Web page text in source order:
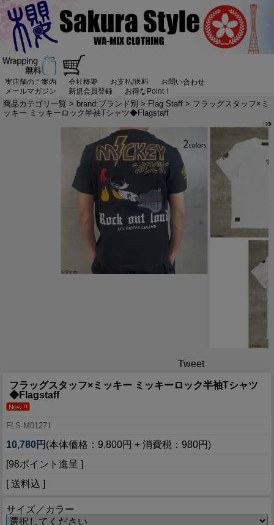
実店舗のご案内 会社概要 お支払/送料
お問い合わせ
メールマガジン
新規会員登録 お得なPoint！
商品カテゴリ一覧 > brand:ブランド別 > Flag Staff > フラッグスタッフ×ミ
ッキー ミッキーロック半袖Tシャツ◆Flagstaff
Tweet
フラッグスタッフ×ミッキー ミッキーロック半袖Tシャツ
◆Flagstaff
FLS-M01271
10,780円 (本体価格：9,800円 + 消費税：980円)
[98ポイント進呈 ]
[ 送料込 ]
サイズ／カラー